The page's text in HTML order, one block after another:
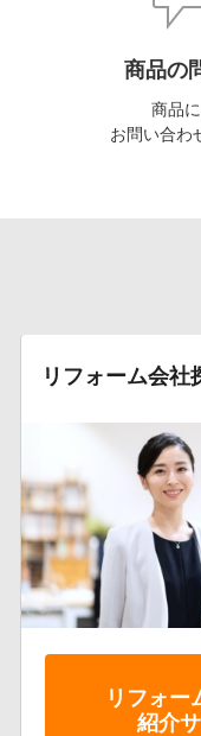
商品の
商品
お問い合わ
リフォーム会社
リフォー
紹介